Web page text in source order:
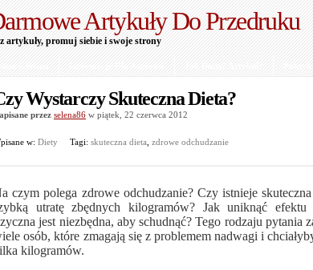
Artykuły Do Przedruku
artykuły, promuj siebie i swoje strony
Wystarczy Skuteczna Dieta?
przez selena86 w piątek, 22 czerwca 2012
w: Diety Tagi: skuteczna dieta zdrowe odchudzanie
czym polega zdrowe odchudzanie? Czy istnieje
utratę zbędnych kilogramów? Jak uniknąć
jest niezbędna, aby schudnąć? Tego rodzaju pytania
osób, które zmagają się z problemem nadwagi i
kilogramów.